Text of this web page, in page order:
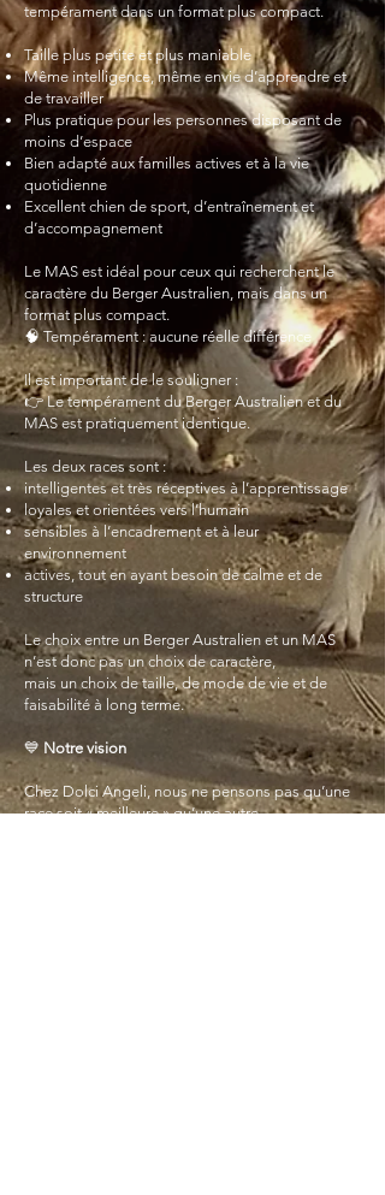
tempérament dans un format plus compact.
Taille plus petite et plus maniable
Même intelligence, même envie d’apprendre et
de travailler
Plus pratique pour les personnes disposant de
moins d’espace
Bien adapté aux familles actives et à la vie
quotidienne
Excellent chien de sport, d’entraînement et
d’accompagnement
Le MAS est idéal pour ceux qui recherchent le
caractère du Berger Australien, mais dans un
format plus compact.
🧠 Tempérament : aucune réelle différence
Il est important de le souligner :
👉 Le tempérament du Berger Australien et du
MAS est pratiquement identique.
Les deux races sont :
intelligentes et très réceptives à l’apprentissage
loyales et orientées vers l’humain
sensibles à l’encadrement et à leur
environnement
actives, tout en ayant besoin de calme et de
structure
Le choix entre un Berger Australien et un MAS
n’est donc pas un choix de caractère,
mais un choix de taille, de mode de vie et de
faisabilité à long terme.
💙 Notre vision
Chez Dolci Angeli, nous ne pensons pas qu’une
race soit « meilleure » qu’une autre.